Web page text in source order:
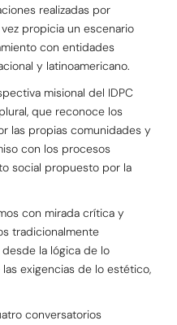
realizadas por
propicia un escenario
con entidades
y latinoamericano.
misional del IDPC
que reconoce los
las propias comunidades y
con los procesos
social propuesto por la
con mirada crítica y
tradicionalmente
la lógica de lo
exigencias de lo estético,
conversatorios